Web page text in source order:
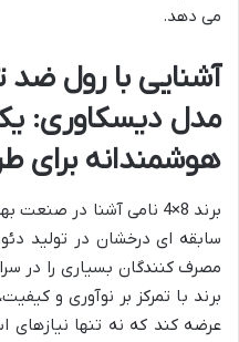
می دهد.
مدل دیسکاوری:
هوشمندانه برای
برند 8×4 نامی آشنا در
سابقه ای درخشان در تولید
مصرف کنندگان بسیاری را در
برند با تمرکز بر نوآوری و
عرضه کند که نه تنها نیازهای